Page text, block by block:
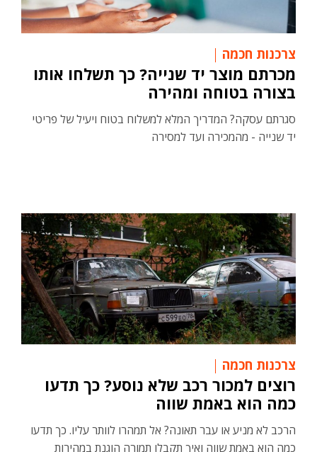
צרכנות חכמה
מכרתם מוצר יד שנייה? כך תשלחו אותו
בצורה בטוחה ומהירה
סגרתם עסקה? המדריך המלא למשלוח בטוח ויעיל של פריטי
יד שנייה - מהמכירה ועד למסירה
צרכנות חכמה
רוצים למכור רכב שלא נוסע? כך תדעו
כמה הוא באמת שווה
הרכב לא מניע או עבר תאונה? אל תמהרו לוותר עליו. כך תדעו
כמה הוא באמת שווה ואיך תקבלו תמורה הוגנת במהירות